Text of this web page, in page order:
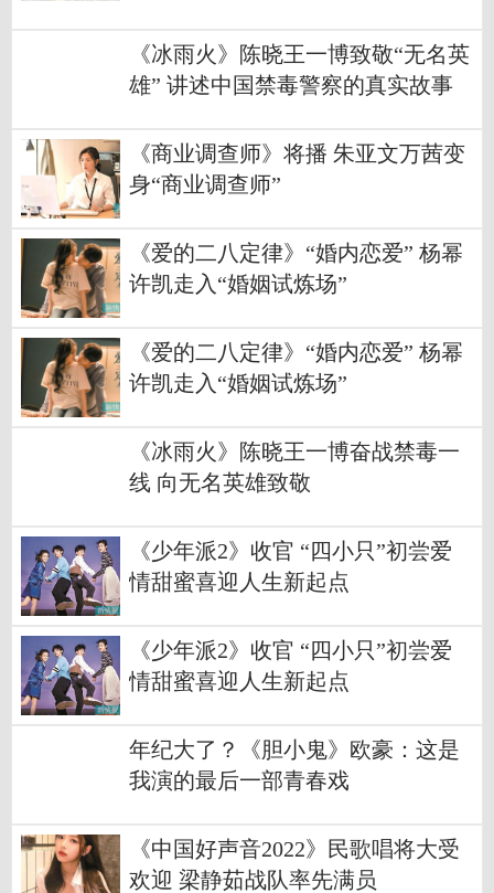
《冰雨火》陈晓王一博致敬“无名英
雄” 讲述中国禁毒警察的真实故事
《商业调查师》将播 朱亚文万茜变
身“商业调查师”
《爱的二八定律》“婚内恋爱” 杨幂
许凯走入“婚姻试炼场”
《爱的二八定律》“婚内恋爱” 杨幂
许凯走入“婚姻试炼场”
《冰雨火》陈晓王一博奋战禁毒一
线 向无名英雄致敬
《少年派2》收官 “四小只”初尝爱
情甜蜜喜迎人生新起点
《少年派2》收官 “四小只”初尝爱
情甜蜜喜迎人生新起点
年纪大了？《胆小鬼》欧豪：这是
我演的最后一部青春戏
《中国好声音2022》民歌唱将大受
欢迎 梁静茹战队率先满员